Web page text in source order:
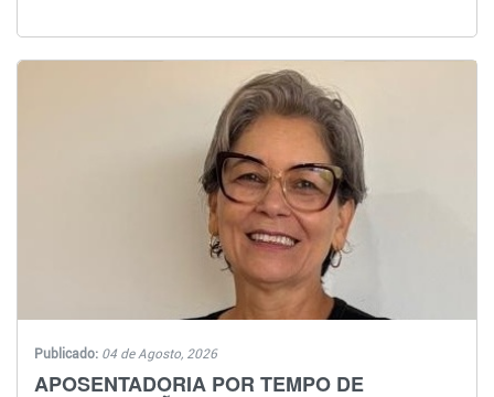
Publicado: 04 de Agosto, 2026
APOSENTADORIA POR TEMPO DE